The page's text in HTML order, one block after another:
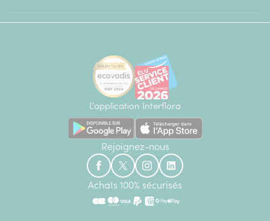
L'application Interflora
Rejoignez-nous
Achats 100% sécurisés